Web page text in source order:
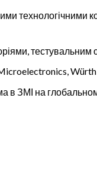
технологічними
тестувальним
в ЗМІ на